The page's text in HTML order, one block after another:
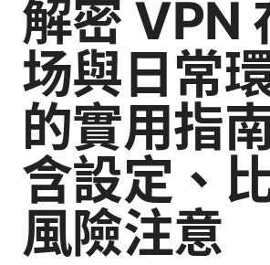
解密 VPN
场與日常
的實用指
含設定、
風險注意